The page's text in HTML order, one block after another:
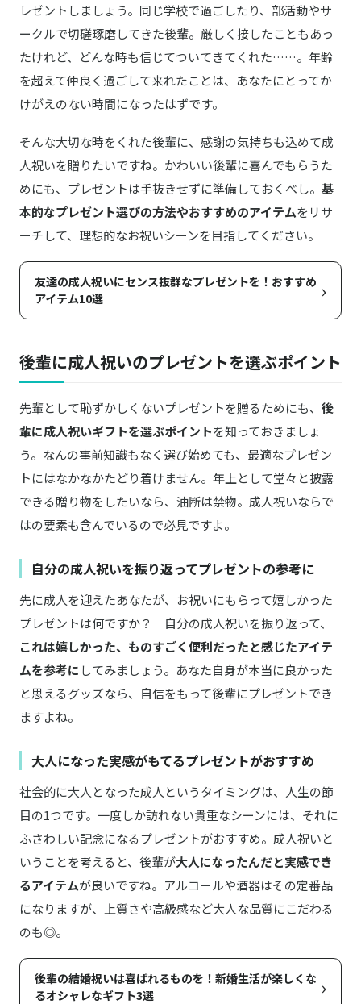
レゼントしましょう。同じ学校で過ごしたり、部活動やサ
ークルで切磋琢磨してきた後輩。厳しく接したこともあっ
たけれど、どんな時も信じてついてきてくれた……。年齢
を超えて仲良く過ごして来れたことは、あなたにとってか
けがえのない時間になったはずです。
そんな大切な時をくれた後輩に、感謝の気持ちも込めて成
人祝いを贈りたいですね。かわいい後輩に喜んでもらうた
めにも、プレゼントは手抜きせずに準備しておくべし。 基
本的なプレゼント選びの方法やおすすめのアイテムをリサ
ーチして、理想的なお祝いシーンを目指してください。
友達の成人祝いにセンス抜群なプレゼントを！おすすめ
アイテム10選
›
後輩に成人祝いのプレゼントを選ぶポイント
先輩として恥ずかしくないプレゼントを贈るためにも、 後
輩に成人祝いギフトを選ぶポイントを知っておきましょ
う。なんの事前知識もなく選び始めても、最適なプレゼン
トにはなかなかたどり着けません。年上として堂々と披露
できる贈り物をしたいなら、油断は禁物。成人祝いならで
はの要素も含んでいるので必見ですよ。
自分の成人祝いを振り返ってプレゼントの参考に
先に成人を迎えたあなたが、お祝いにもらって嬉しかった
プレゼントは何ですか？ 自分の成人祝いを振り返って、
これは嬉しかった、ものすごく便利だったと感じたアイテ
ムを参考に してみましょう。あなた自身が本当に良かった
と思えるグッズなら、自信をもって後輩にプレゼントでき
ますよね。
大人になった実感がもてるプレゼントがおすすめ
社会的に大人となった成人というタイミングは、人生の節
目の1つです。一度しか訪れない貴重なシーンには、それに
ふさわしい記念になるプレゼントがおすすめ。成人祝いと
いうことを考えると、後輩が大人になったんだと実感でき
るアイテムが良いですね。アルコールや酒器はその定番品
になりますが、上質さや高級感など大人な品質にこだわる
のも◎。
後輩の結婚祝いは喜ばれるものを！新婚生活が楽しくな
るオシャレなギフト3選
›